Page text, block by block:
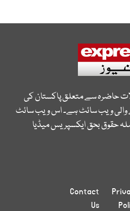
حاضرہ سے متعلق پاکستان کی
ویب سائٹ ہے۔ اس ویب سائٹ
حقوق بحق ایکسپریس میڈیا
Contact
Us